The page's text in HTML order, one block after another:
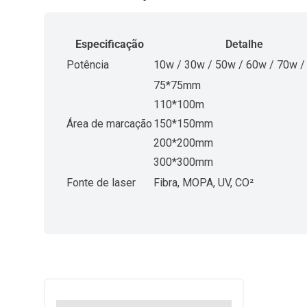
Especificação
Detalhe
Potência
10w / 30w / 50w / 60w / 70w /
Área de marcação
75*75mm
110*100m
150*150mm
200*200mm
300*300mm
Fonte de laser
Fibra, MOPA, UV, CO²